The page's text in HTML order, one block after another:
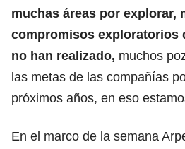
muchas áreas por explorar,
compromisos exploratorios
no han realizado, muchos
las metas de las compañías
próximos años, en eso
En el marco de la semana